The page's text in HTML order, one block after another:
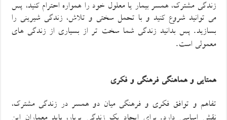
زندگی مشترک، همسر بیمار یا معلول خود را همواره احترام کنید، پس
می توانید شروع کنید و با تحمل سختی و تلاش، زندگی شیرینی را
بسازید. پس بدانید زندگی شما سخت تر از بسیاری از زندگی های
معمولی است.
همتایی و هماهنگی فرهنگی و فکری
تفاهم و توافق فکری و فرهنگی میان دو همسر در زندگی مشترک،
.